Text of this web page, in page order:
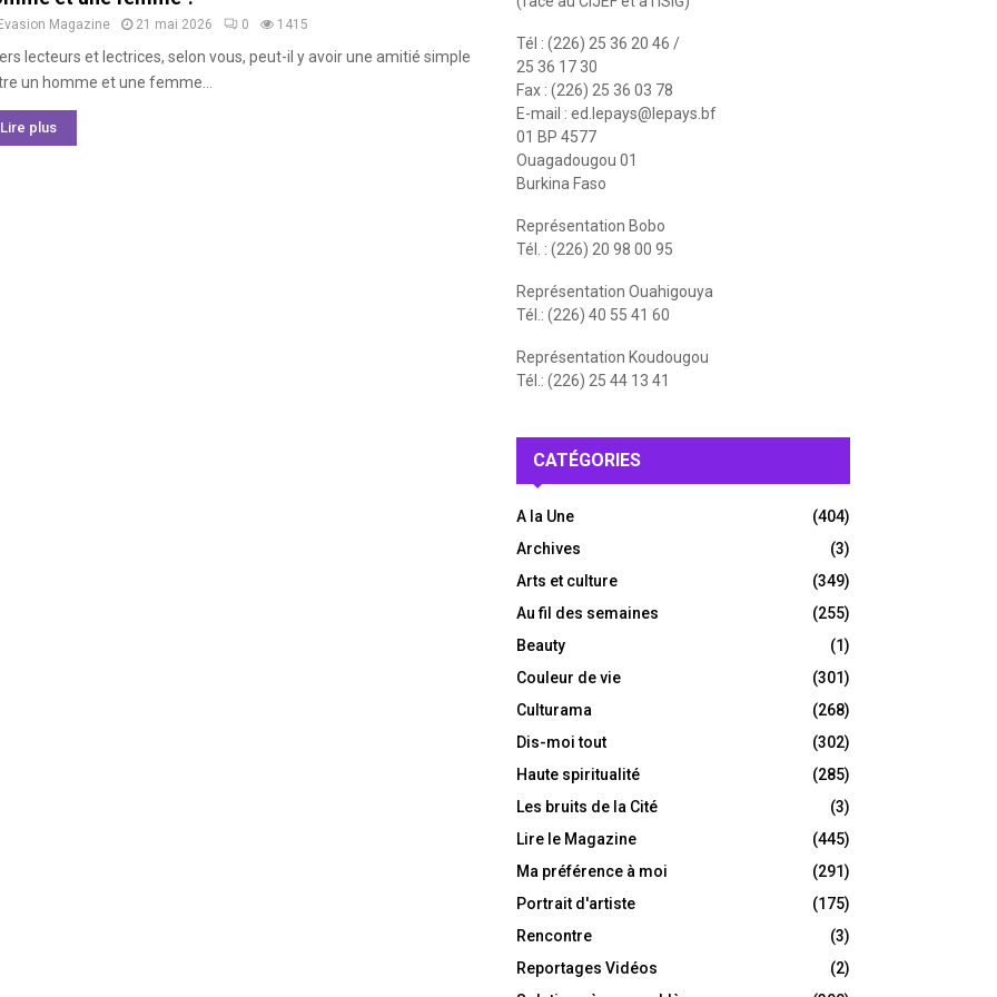
Evasion Magazine 21 mai 2026 0 1415
lecteurs et lectrices, selon vous, peut-il y avoir une amitié simple
un homme et une femme...
Lire plus
Tél : (226) 25 36 20 46 /
25 36 17 30
Fax : (226) 25 36 03 78
E-mail : ed.lepays@lepays.bf
01 BP 4577
Ouagadougou 01
Burkina Faso
Représentation Bobo
Tél. : (226) 20 98 00 95
Représentation Ouahigouya
Tél.: (226) 40 55 41 60
Représentation Koudougou
Tél.: (226) 25 44 13 41
CATÉGORIES
A la Une
(404)
Archives
(3)
Arts et culture
(349)
Au fil des semaines
(255)
Beauty
(1)
Couleur de vie
(301)
Culturama
(268)
Dis-moi tout
(302)
Haute spiritualité
(285)
Les bruits de la Cité
(3)
Lire le Magazine
(445)
Ma préférence à moi
(291)
Portrait d'artiste
(175)
Rencontre
(3)
Reportages Vidéos
(2)